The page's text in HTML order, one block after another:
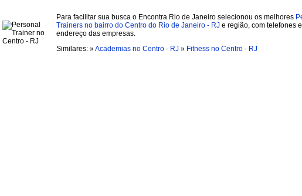
Para facilitar sua busca o Encontra Rio de Janeiro selecionou os melhores
Trainers no bairro do Centro do Rio de Janeiro - RJ e região, com telefones e
endereço das empresas.
Similares: »Academias no Centro - RJ » Fitness no Centro - RJ